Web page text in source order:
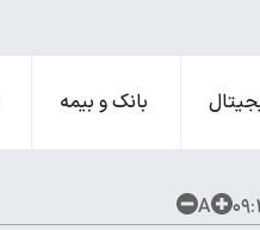
بانک و بیمه
A